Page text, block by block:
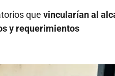
que vincularían al
y requerimientos